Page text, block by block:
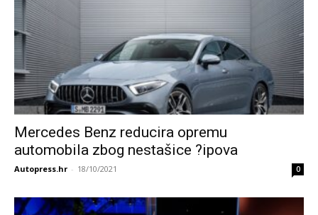
Mercedes Benz reducira opremu
automobila zbog nestašice ?ipova
Autopress.hr - 18/10/2021 0